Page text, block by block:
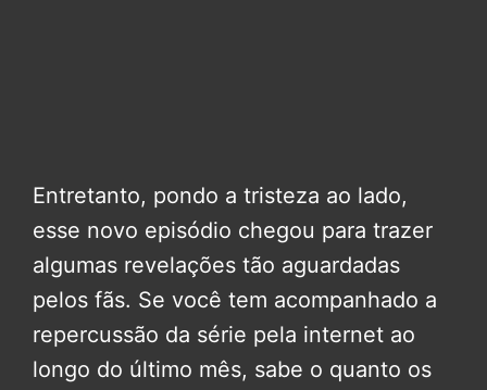
Entretanto, pondo a tristeza ao lado,
esse novo episódio chegou para trazer
algumas revelações tão aguardadas
pelos fãs. Se você tem acompanhado a
repercussão da série pela internet ao
longo do último mês, sabe o quanto os